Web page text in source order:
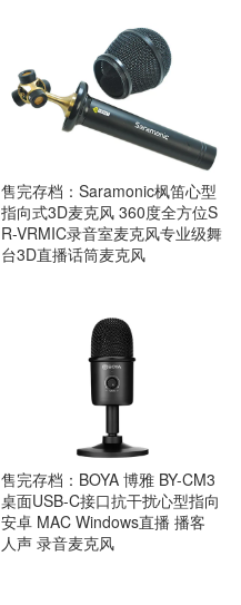
售完存档：Saramonic枫笛心型
指向式3D麦克风 360度全方位S
R-VRMIC录音室麦克风专业级舞
台3D直播话筒麦克风
售完存档：BOYA 博雅 BY-CM3
桌面USB-C接口抗干扰心型指向
安卓 MAC Windows直播 播客
人声 录音麦克风